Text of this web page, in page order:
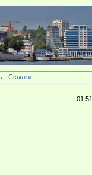
·Ссылки ·
01:51